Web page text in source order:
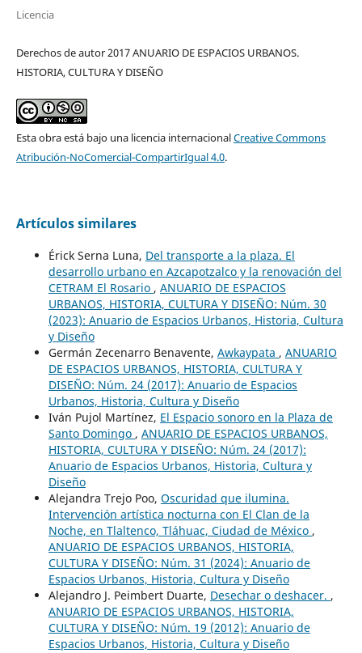
Licencia
Derechos de autor 2017 ANUARIO DE ESPACIOS URBANOS.
HISTORIA, CULTURA Y DISEÑO
Esta obra está bajo una licencia internacionalCreative Commons
Atribución-NoComercial-CompartirIgual 4.0.
Artículos similares
Érick Serna Luna, Del transporte a la plaza. El
desarrollo urbano en Azcapotzalco y la renovación del
CETRAM El Rosario , ANUARIO DE ESPACIOS
URBANOS, HISTORIA, CULTURA Y DISEÑO: Núm. 30
(2023): Anuario de Espacios Urbanos, Historia, Cultura
y Diseño
Germán Zecenarro Benavente, Awkaypata , ANUARIO
DE ESPACIOS URBANOS, HISTORIA, CULTURA Y
DISEÑO: Núm. 24 (2017): Anuario de Espacios
Urbanos, Historia, Cultura y Diseño
Iván Pujol Martínez, El Espacio sonoro en la Plaza de
Santo Domingo , ANUARIO DE ESPACIOS URBANOS,
HISTORIA, CULTURA Y DISEÑO: Núm. 24 (2017):
Anuario de Espacios Urbanos, Historia, Cultura y
Diseño
Alejandra Trejo Poo, Oscuridad que ilumina.
Intervención artística nocturna con El Clan de la
Noche, en Tlaltenco, Tláhuac, Ciudad de México ,
ANUARIO DE ESPACIOS URBANOS, HISTORIA,
CULTURA Y DISEÑO: Núm. 31 (2024): Anuario de
Espacios Urbanos, Historia, Cultura y Diseño
Alejandro J. Peimbert Duarte, Desechar o deshacer. ,
ANUARIO DE ESPACIOS URBANOS, HISTORIA,
CULTURA Y DISEÑO: Núm. 19 (2012): Anuario de
Espacios Urbanos, Historia, Cultura y Diseño